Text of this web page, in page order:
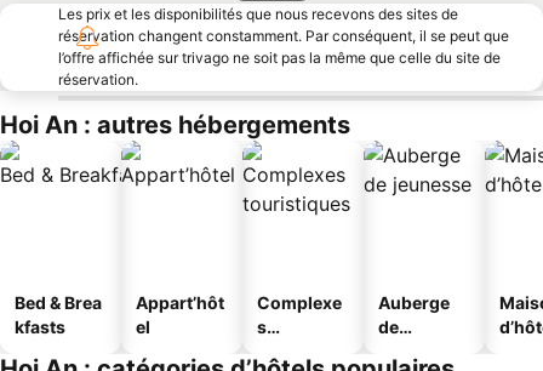
Les prix et les disponibilités que nous recevons des sites de
réservation changent constamment. Par conséquent, il se peut que
l’offre affichée sur trivago ne soit pas la même que celle du site de
réservation.
Hoi An : autres hébergements
Bed & Brea
kfasts
Appart’hôt
el
Complexe
s
Auberge
de